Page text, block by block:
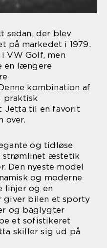
sedan, der blev
på markedet i 1979.
VW Golf, men
en længere
kombination af
praktisk
Jetta til en favorit
over.
og tidløse
strømlinet æstetik
Den nyeste model
og moderne
linjer og en
giver bilen et sporty
og baglygter
et sofistikeret
skiller sig ud på